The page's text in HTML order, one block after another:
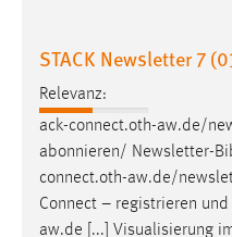
STACK Newsletter 7
Relevanz:
ack-connect.oth-aw.de/
abonnieren/ Newsletter-
connect.oth-aw.de/
Connect – registrieren
aw.de [...] Visualisierung
unsere Besucher
Matomo
Name:
_pk_ref, _pk_cvar,
Zweck: